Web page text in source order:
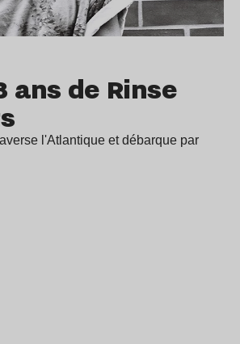
de Rinse
l'Atlantique et débarque par